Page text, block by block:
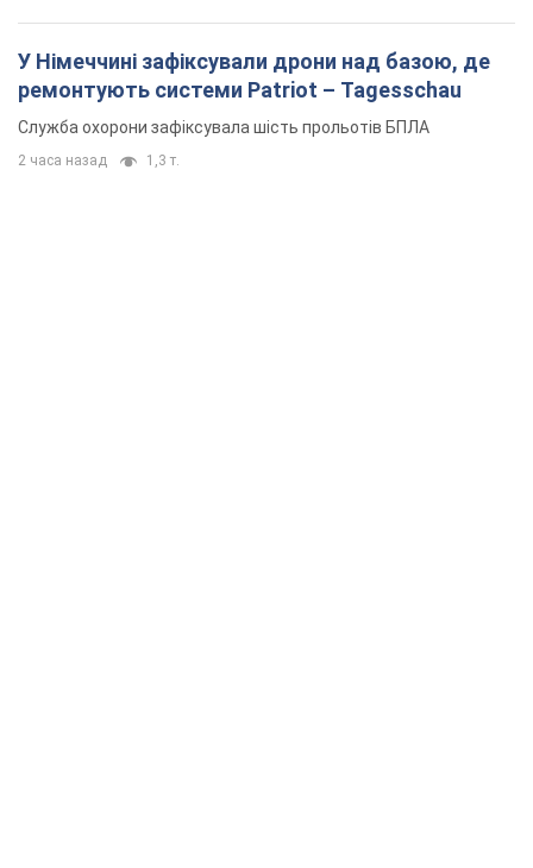
У Німеччині зафіксували дрони над базою, де
ремонтують системи Patriot – Tagesschau
Служба охорони зафіксувала шість прольотів БПЛА
2 часа назад 1,3 т.